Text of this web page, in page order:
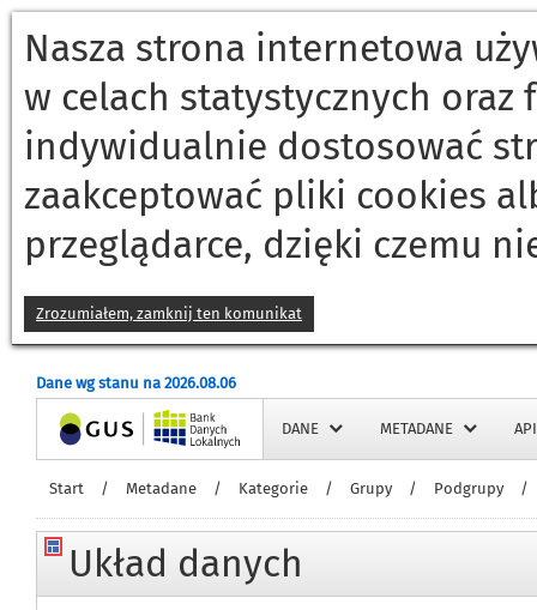
Nasza strona internetowa
w celach statystycznych
indywidualnie dostosować
zaakceptować pliki cookies
przeglądarce, dzięki czemu
Zrozumiałem, zamknij ten komunikat
Dane wg stanu na 2026.08.06
Strona główna DANE METADANE API
Start / Metadane / Kategorie / Grupy / Podgrupy /
Układ danych